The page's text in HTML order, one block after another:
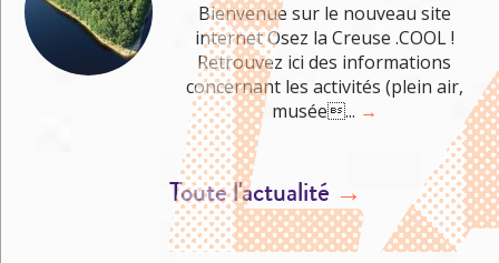
Bienvenue sur le nouveau site
internet Osez la Creuse .COOL !
Retrouvez ici des informations
concernant les activités (plein air,
musée... →
Toute l'actualité →